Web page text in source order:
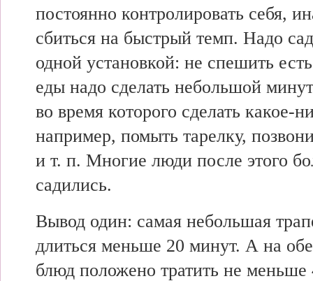
постоянно контролировать себя,
сбиться на быстрый темп. Надо
одной установкой: не спешить
еды надо сделать небольшой
во время которого сделать какое-
например, помыть тарелку,
и т. п. Многие люди после этого
садились.
Вывод один: самая небольшая
длиться меньше 20 минут. А на
блюд положено тратить не меньше